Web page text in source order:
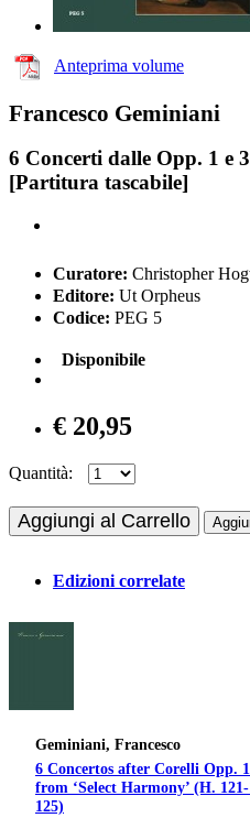
Anteprima volume
Francesco Geminiani
6 Concerti dalle Opp. 1 e
[Partitura tascabile]
Curatore: Christopher
Editore: Ut Orpheus
Codice: PEG 5
Disponibile
€ 20,95
Quantità:
Aggiungi al Carrello
Edizioni correlate
Geminiani, Francesco
6 Concertos after Corelli Opp.
from ‘Select Harmony’ (H.
125)